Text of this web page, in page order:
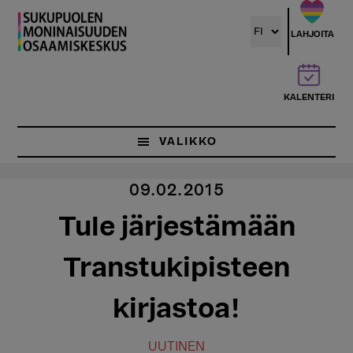
Hyppää
pääsisältöön
LAHJOITA
KALENTERI
VALIKKO
09.02.2015
Tule järjestämään
Transtukipisteen
kirjastoa!
UUTINEN